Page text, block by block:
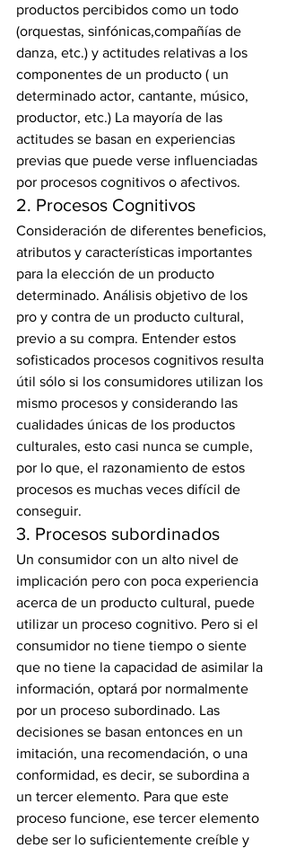
productos percibidos como un todo
(orquestas, sinfónicas,compañías de
danza, etc.) y actitudes relativas a los
componentes de un producto ( un
determinado actor, cantante, músico,
productor, etc.) La mayoría de las
actitudes se basan en experiencias
previas que puede verse influenciadas
por procesos cognitivos o afectivos.
2. Procesos Cognitivos
Consideración de diferentes beneficios,
atributos y características importantes
para la elección de un producto
determinado. Análisis objetivo de los
pro y contra de un producto cultural,
previo a su compra. Entender estos
sofisticados procesos cognitivos resulta
útil sólo si los consumidores utilizan los
mismo procesos y considerando las
cualidades únicas de los productos
culturales, esto casi nunca se cumple,
por lo que, el razonamiento de estos
procesos es muchas veces difícil de
conseguir.
3. Procesos subordinados
Un consumidor con un alto nivel de
implicación pero con poca experiencia
acerca de un producto cultural, puede
utilizar un proceso cognitivo. Pero si el
consumidor no tiene tiempo o siente
que no tiene la capacidad de asimilar la
información, optará por normalmente
por un proceso subordinado. Las
decisiones se basan entonces en un
imitación, una recomendación, o una
conformidad, es decir, se subordina a
un tercer elemento. Para que este
proceso funcione, ese tercer elemento
debe ser lo suficientemente creíble y